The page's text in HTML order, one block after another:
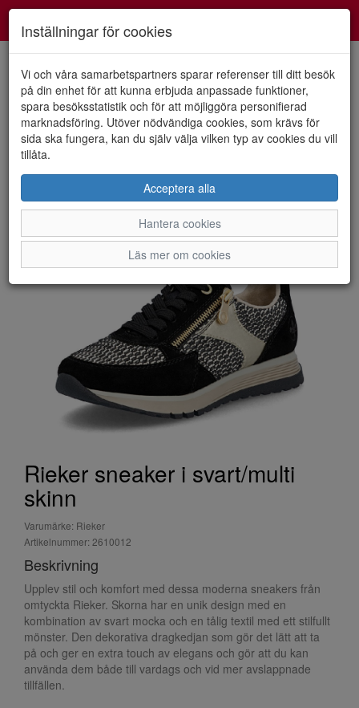
HEM RIEKER
Rieker sneaker i svart/multi
skinn
Varumärke: Rieker
Artikelnummer: 2610012
Beskrivning
Upplev stil och komfort med dessa moderna sneakers från
omtyckta Rieker. Skorna har en unik design med en
kombination av svart mocka och en tålig textil med ett stilfullt
mönster. Den dekorativa dragkedjan som gör det lätt att ta
på och ger en extra touch av elegans och gör att du kan
använda dem både till vardags och vid mer avslappnade
tillfällen.
Inställningar för cookies
Vi och våra samarbetspartners sparar referenser till ditt besök
på din enhet för att kunna erbjuda anpassade funktioner,
spara besöksstatistik och för att möjliggöra personifierad
marknadsföring. Utöver nödvändiga cookies, som krävs för
sida ska fungera, kan du själv välja vilken typ av cookies du vill
tillåta.
Acceptera alla
Hantera cookies
Läs mer om cookies